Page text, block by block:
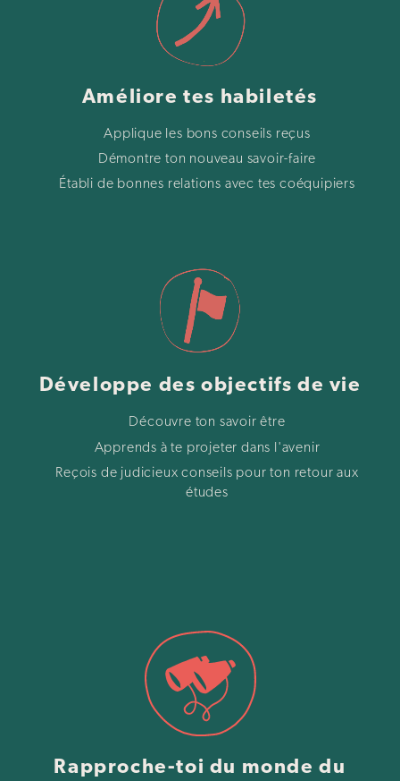
Améliore tes habiletés
Applique les bons conseils reçus
Démontre ton nouveau savoir-faire
Établi de bonnes relations avec tes coéquipiers
Développe des objectifs de vie
Découvre ton savoir être
Apprends à te projeter dans l'avenir
Reçois de judicieux conseils pour ton retour aux
études
Rapproche-toi du monde du